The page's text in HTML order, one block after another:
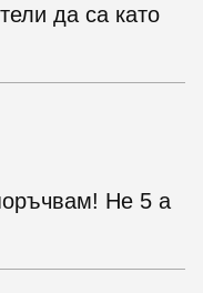
да са като
Не 5 а